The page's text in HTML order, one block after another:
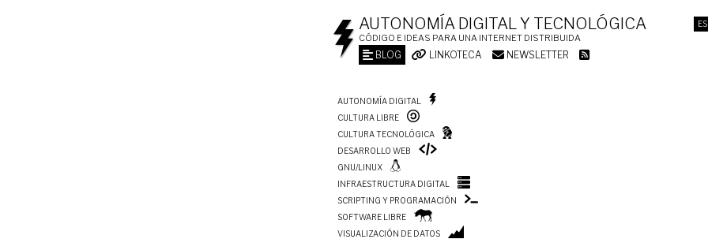
ES
AUTONOMÍA DIGITAL Y TECNOLÓGICA
CÓDIGO E IDEAS PARA UNA INTERNET DISTRIBUIDA
BLOG LINKOTECA NEWSLETTER
AUTONOMÍA DIGITAL
CULTURA LIBRE
CULTURA TECNOLÓGICA
DESARROLLO WEB
GNU/LINUX
INFRAESTRUCTURA DIGITAL
SCRIPTING Y PROGRAMACIÓN
SOFTWARE LIBRE
VISUALIZACIÓN DE DATOS